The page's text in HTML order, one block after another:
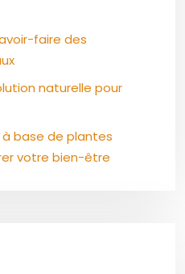
faire des
naturelle pour
base de plantes
votre bien-être